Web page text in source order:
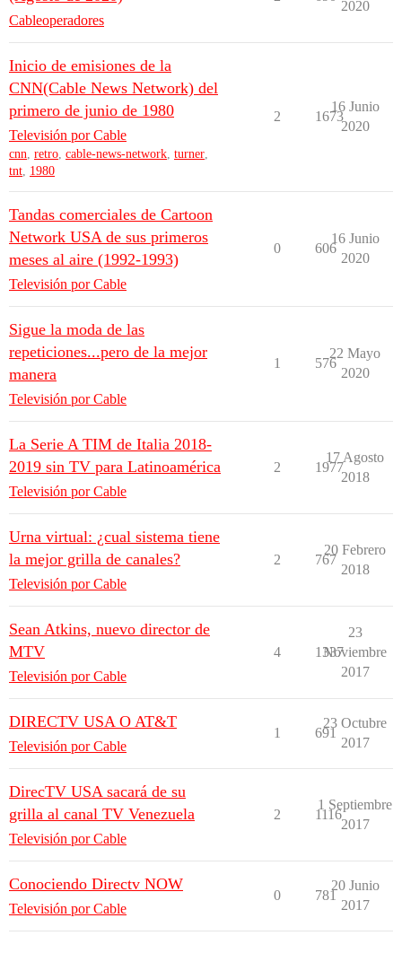
Cableoperadores
2020
Inicio de emisiones de la
CNN(Cable News Network) del
primero de junio de 1980
Televisión por Cable
cnn, retro, cable-news-network, turner,
tnt, 1980
2 1673
16 Junio
2020
Tandas comerciales de Cartoon
Network USA de sus primeros
meses al aire (1992-1993)
Televisión por Cable
0 606
16 Junio
2020
Sigue la moda de las
repeticiones...pero de la mejor
manera
Televisión por Cable
1 576
22 Mayo
2020
La Serie A TIM de Italia 2018-
2019 sin TV para Latinoamérica
Televisión por Cable
2 1977
17 Agosto
2018
Urna virtual: ¿cual sistema tiene
la mejor grilla de canales?
Televisión por Cable
2 767
20 Febrero
2018
Sean Atkins, nuevo director de
MTV
Televisión por Cable
4 1337
23
Noviembre
2017
DIRECTV USA O AT&T
Televisión por Cable
1 691
23 Octubre
2017
DirecTV USA sacará de su
grilla al canal TV Venezuela
Televisión por Cable
2 1116
1 Septiembre
2017
Conociendo Directv NOW
Televisión por Cable
0 781
20 Junio
2017